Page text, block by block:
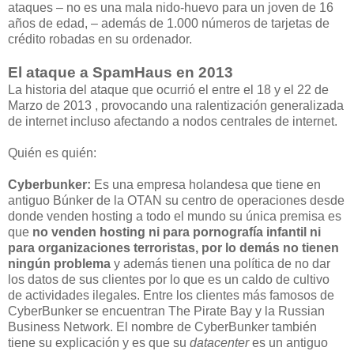
ataques – no es una mala nido-huevo para un joven de 16
años de edad, – además de 1.000 números de tarjetas de
crédito robadas en su ordenador.
El ataque a SpamHaus en 2013
La historia del ataque que ocurrió el entre el 18 y el 22 de
Marzo de 2013 , provocando una ralentización generalizada
de internet incluso afectando a nodos centrales de internet.
Quién es quién:
Cyberbunker: Es una empresa holandesa que tiene en
antiguo Búnker de la OTAN su centro de operaciones desde
donde venden hosting a todo el mundo su única premisa es
que no venden hosting ni para pornografía infantil ni
para organizaciones terroristas, por lo demás no tienen
ningún problema y además tienen una política de no dar
los datos de sus clientes por lo que es un caldo de cultivo
de actividades ilegales. Entre los clientes más famosos de
CyberBunker se encuentran The Pirate Bay y la Russian
Business Network. El nombre de CyberBunker también
tiene su explicación y es que su datacenteres un antiguo